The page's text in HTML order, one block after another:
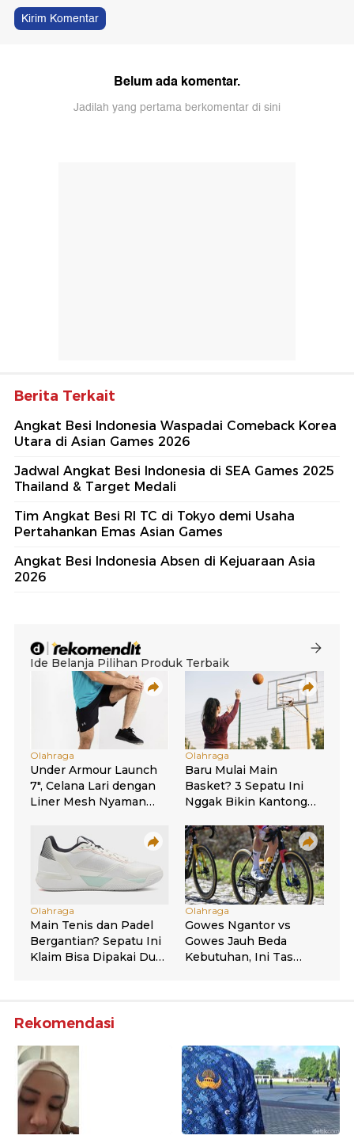
Kirim Komentar
Belum ada komentar.
Jadilah yang pertama berkomentar di sini
Berita Terkait
Angkat Besi Indonesia Waspadai Comeback Korea
Utara di Asian Games 2026
Jadwal Angkat Besi Indonesia di SEA Games 2025
Thailand & Target Medali
Tim Angkat Besi RI TC di Tokyo demi Usaha
Pertahankan Emas Asian Games
Angkat Besi Indonesia Absen di Kejuaraan Asia
2026
Rekomendasi